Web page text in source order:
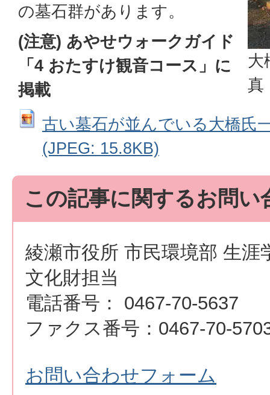
大
真
の墓石群があります。
(注意) あやせウォークガイド
「4 おたすけ観音コース」に
掲載
古い墓石が並んでいる大橋氏
(JPEG: 15.8KB)
この記事に関するお問い
綾瀬市役所 市民環境部 生涯
文化財担当
電話番号： 0467-70-5637
ファクス番号：0467-70-
お問い合わせフォーム